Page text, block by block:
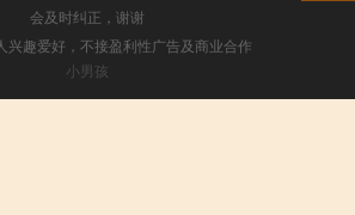
会及时纠正，谢谢
兴趣爱好，不接盈利性广告及商业合作
小男孩